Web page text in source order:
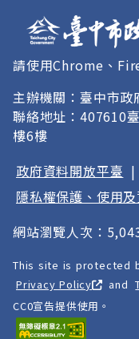
請使用Chrome、
主辦機關：臺中市政
聯絡地址：407610
樓6樓
政府資料開放平臺 |
隱私權保護、使用
網站瀏覽人次：
This site is protected
Privacy Policy
and
CC0宣告提供使用。